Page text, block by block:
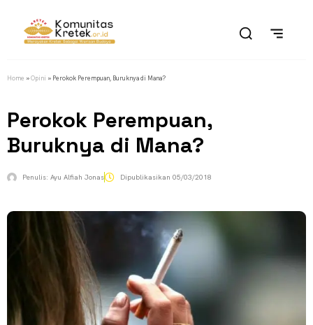
Home »Opini » Perokok Perempuan, Buruknya di Mana?
Perokok Perempuan,
Buruknya di Mana?
Penulis: Ayu Alfiah Jonas Dipublikasikan 05/03/2018